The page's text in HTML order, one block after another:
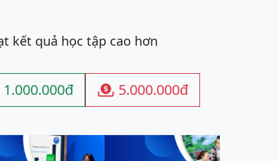
kết quả học tập cao hơn
1.000.000đ  5.000.000đ